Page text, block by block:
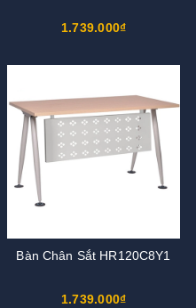
1.739.000₫
Bàn Chân Sắt HR120C8Y1
1.739.000₫